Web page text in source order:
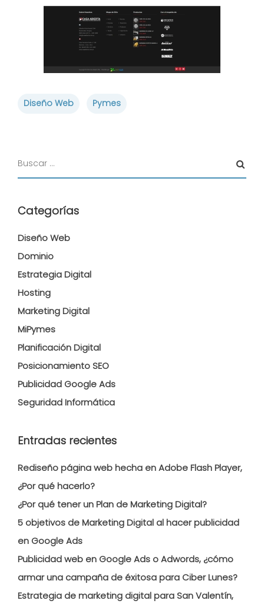
Diseño Web Pymes
Categorías
Diseño Web
Dominio
Estrategia Digital
Hosting
Marketing Digital
MiPymes
Planificación Digital
Posicionamiento SEO
Publicidad Google Ads
Seguridad Informática
Entradas recientes
Rediseño página web hecha en Adobe Flash Player,
¿Por qué hacerlo?
¿Por qué tener un Plan de Marketing Digital?
5 objetivos de Marketing Digital al hacer publicidad
en Google Ads
Publicidad web en Google Ads o Adwords, ¿cómo
armar una campaña de éxitosa para Ciber Lunes?
Estrategia de marketing digital para San Valentín,